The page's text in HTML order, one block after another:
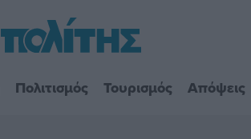
Πολιτισμός Τουρισμός Απόψεις